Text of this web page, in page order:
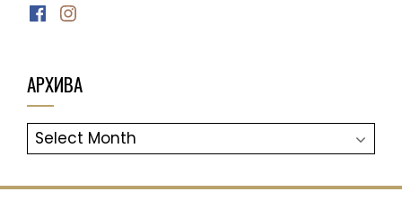
Facebook
Instagram
АРХИВА
АРХИВА